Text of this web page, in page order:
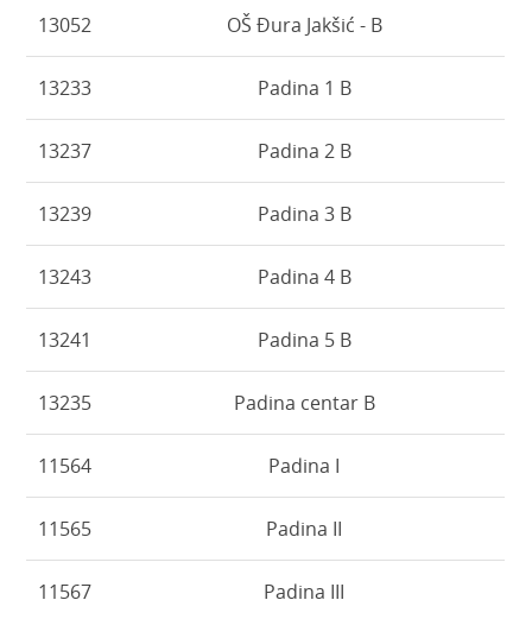
13052 OŠ Đura Jakšić - B
13233 Padina 1 B
13237 Padina 2 B
13239 Padina 3 B
13243 Padina 4 B
13241 Padina 5 B
13235 Padina centar B
11564 Padina I
11565 Padina II
11567 Padina III